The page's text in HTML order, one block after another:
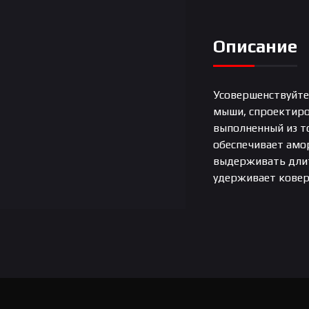
Описание
мыши,
выполненный из
обеспечивает
выдерживать
удерживает